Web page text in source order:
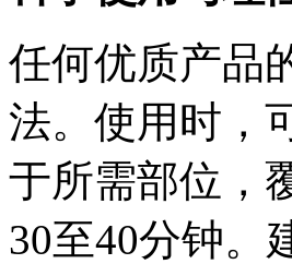
任何优质产品
法。使用时，
于所需部位，
30至40分钟。